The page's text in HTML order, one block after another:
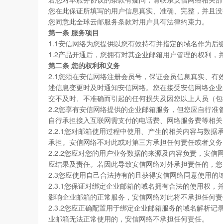
您在此保证所填写的用户信息真实、准确、完整，并且
您同意此全球云邮服务条款对用户具有法律约束力。
第一条 服务项目
1.1安信网络为您提供以您有效持有并指定的域名作为
1.2产品开通后，您拥有对其企业邮箱用户管理的权利
第二条 您的权利和义务
2.1您须在安信网络注册会员号，保证会员信息真实、
述信息变更时及时通知安信网络。您在接受安信网络企
交不及时、不准确而引起的任何损失及因您以上人员（
2.2您享有安信网络提供的企业邮箱服务，但您应自行
自行承担接入互联网需支付的电话费、网络服务费等相
2.2.1您对邮箱使用过程中使用、产生的相关内容与数据
承担。安信网络不对此或对第三方承担任何责任或者义
2.2.2您应对您的用户业务数据的来源及内容负责，安信
应结果及责任。若因此导致安信网络对外承担责任的，
2.3您应使用自己合法持有的且获得安信网络同意使用
2.3.1您保证对绑定企业邮箱的域名拥有合法的使用权，
影响企业邮箱的正常服务，安信网络对此将不承担任何
2.3.2您应正确配置用于绑定企业邮箱服务的域名解析记
业邮箱无法正常使用的，安信网络不承担任何责任。